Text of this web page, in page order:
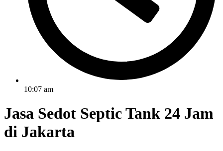
10:07 am
Jasa Sedot Septic Tank 24 Jam
di Jakarta